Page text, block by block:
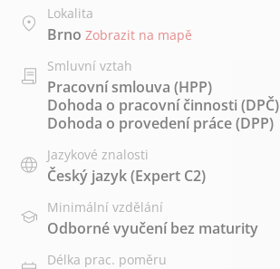
Lokalita
Brno Zobrazit na mapě
Smluvní vztah
Pracovní smlouva (HPP)
Dohoda o pracovní činnosti (DPČ)
Dohoda o provedení práce (DPP)
Jazykové znalosti
Český jazyk(Expert C2)
Minimální vzdělání
Odborné vyučení bez maturity
Délka prac. poměru